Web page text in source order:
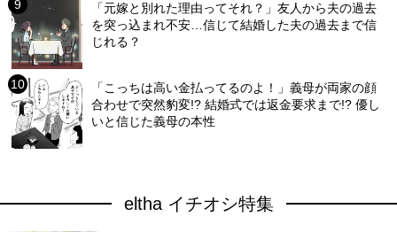
「元嫁と別れた理由ってそれ？」友人から夫の過去
を突っ込まれ不安…信じて結婚した夫の過去まで信
じれる？
「こっちは高い金払ってるのよ！」義母が両家の顔
合わせで突然豹変!? 結婚式では返金要求まで!? 優し
いと信じた義母の本性
eltha イチオシ特集